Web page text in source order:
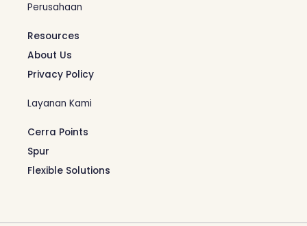
Perusahaan
Resources
About Us
Privacy Policy
Layanan Kami
Cerra Points
Spur
Flexible Solutions